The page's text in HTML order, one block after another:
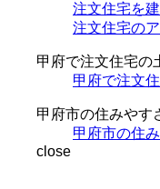
注文住宅を
注文住宅の
甲府で注文住宅の
甲府で注文
甲府市の住みやす
甲府市の住
close